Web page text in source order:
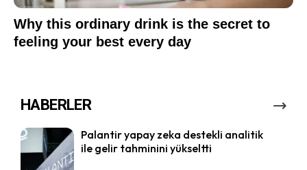
HABERLER
Palantir yapay zeka destekli analitik
ile gelir tahminini yükseltti